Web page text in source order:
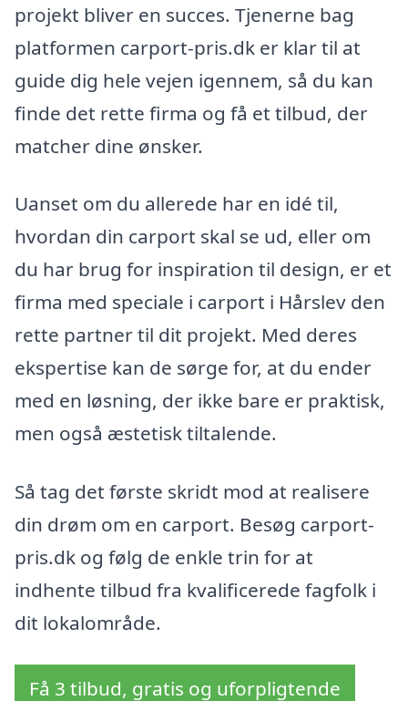
projekt bliver en succes. Tjenerne bag
platformen carport-pris.dk er klar til at
guide dig hele vejen igennem, så du kan
finde det rette firma og få et tilbud, der
matcher dine ønsker.
Uanset om du allerede har en idé til,
hvordan din carport skal se ud, eller om
du har brug for inspiration til design, er et
firma med speciale i carport i Hårslev den
rette partner til dit projekt. Med deres
ekspertise kan de sørge for, at du ender
med en løsning, der ikke bare er praktisk,
men også æstetisk tiltalende.
Så tag det første skridt mod at realisere
din drøm om en carport. Besøg carport-
pris.dk og følg de enkle trin for at
indhente tilbud fra kvalificerede fagfolk i
dit lokalområde.
Få 3 tilbud, gratis og uforpligtende